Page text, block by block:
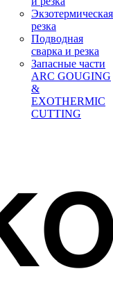
Экзотермическая
резка
Подводная
сварка и резка
Запасные части
ARC GOUGING
&
EXOTHERMIC
CUTTING